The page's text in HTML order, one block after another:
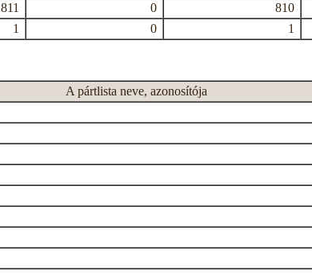
811 0 810
1 0 1
A pártlista neve, azonosítója